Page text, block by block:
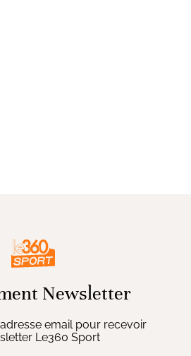
Newsletter
email pour recevoir
Le360 Sport